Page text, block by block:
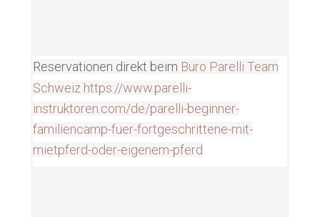
Reservationen direkt beim Büro Parelli Team
Schweiz https://www.parelli-
instruktoren.com/de/parelli-beginner-
familiencamp-fuer-fortgeschrittene-mit-
mietpferd-oder-eigenem-pferd